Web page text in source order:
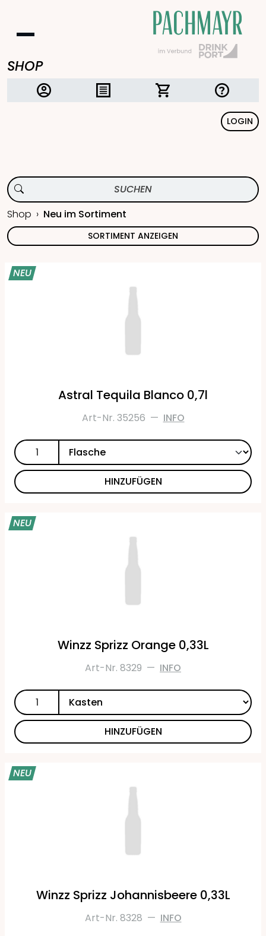
SHOP
LOGIN
Shop Neu im Sortiment
SORTIMENT ANZEIGEN
NEU
Astral Tequila Blanco 0,7l
Art-Nr. 35256 — INFO
HINZUFÜGEN
NEU
Winzz Sprizz Orange 0,33L
Art-Nr. 8329 — INFO
HINZUFÜGEN
NEU
Winzz Sprizz Johannisbeere 0,33L
Art-Nr. 8328 — INFO